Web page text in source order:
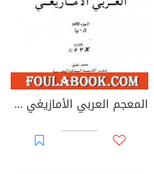
المعجم العربي الأمازيغي - الجزء الثالث